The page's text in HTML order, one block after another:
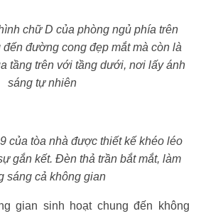
chữ D của phòng ngủ phía trên
đường cong đẹp mắt mà còn là
tầng trên với tầng dưới, nơi lấy ánh
sáng tự nhiên
của tòa nhà được thiết kế khéo léo
gắn kết. Đèn thả trần bắt mắt, làm
sáng cả không gian
gian sinh hoạt chung đến không